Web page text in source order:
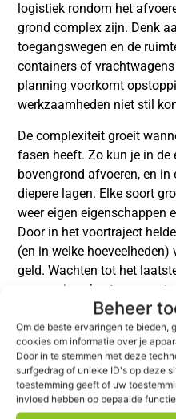
Beheer
Om de beste ervaringen te
cookies om informatie over je
Door in te stemmen met deze
surfgedrag of unieke ID's op deze
toestemming geeft of uw
invloed hebben op bepaalde
logistiek rondom het
grond complex zijn. Denk
toegangswegen en de
containers of
planning voorkomt
werkzaamheden niet stil
De complexiteit groeit
fasen heeft. Zo kun je in de
bovengrond afvoeren, en
diepere lagen. Elke soort
weer eigen eigenschappen
Door in het voortraject
(en in welke
geld. Wachten tot het
onvoorziene kosten en
Het belang
werkvloer